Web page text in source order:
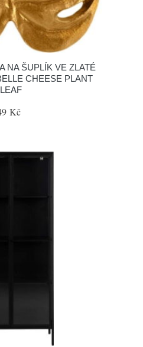
NA ŠUPLÍK VE ZLATÉ
CHEESE PLANT
LEAF
Kč